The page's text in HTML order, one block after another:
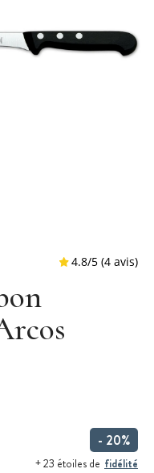
- 20%
+ 23 étoiles de fidélité